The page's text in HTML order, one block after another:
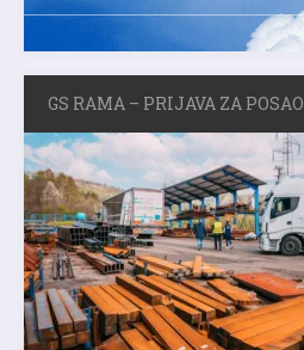
GS RAMA – PRIJAVA ZA POSAO